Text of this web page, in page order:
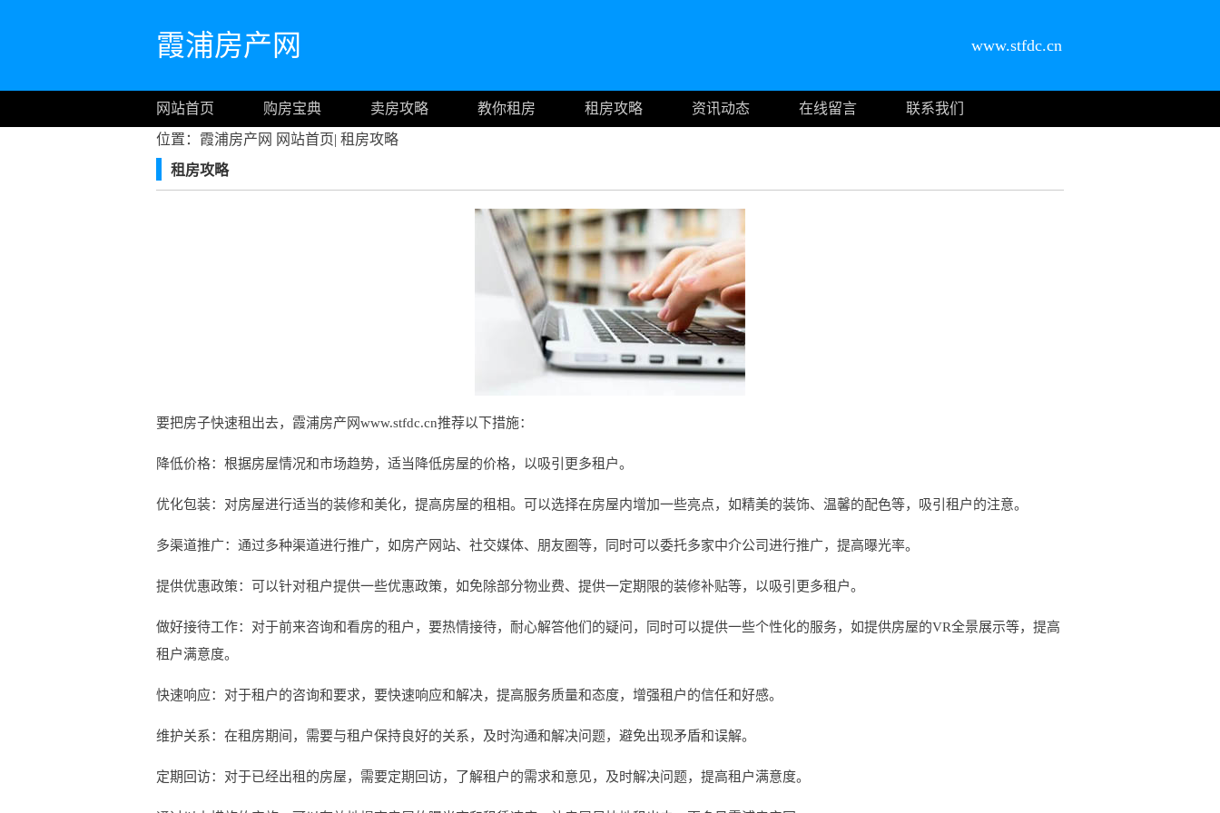
霞浦房产网 www.stfdc.cn
网站首页 购房宝典 卖房攻略 教你租房 租房攻略 资讯动态 在线留言
联系我们
位置：霞浦房产网 网站首页| 租房攻略
租房攻略
要把房子快速租出去，霞浦房产网www.stfdc.cn推荐以下措施：
降低价格：根据房屋情况和市场趋势，适当降低房屋的价格，以吸引更多租户。
优化包装：对房屋进行适当的装修和美化，提高房屋的租相。可以选择在房屋内增加一些亮点，如精美的装饰、温馨的配色等，吸引租户的注意。
多渠道推广：通过多种渠道进行推广，如房产网站、社交媒体、朋友圈等，同时可以委托多家中介公司进行推广，提高曝光率。
提供优惠政策：可以针对租户提供一些优惠政策，如免除部分物业费、提供一定期限的装修补贴等，以吸引更多租户。
做好接待工作：对于前来咨询和看房的租户，要热情接待，耐心解答他们的疑问，同时可以提供一些个性化的服务，如提供房屋的VR全景展示等，提高
租户满意度。
快速响应：对于租户的咨询和要求，要快速响应和解决，提高服务质量和态度，增强租户的信任和好感。
维护关系：在租房期间，需要与租户保持良好的关系，及时沟通和解决问题，避免出现矛盾和误解。
定期回访：对于已经出租的房屋，需要定期回访，了解租户的需求和意见，及时解决问题，提高租户满意度。